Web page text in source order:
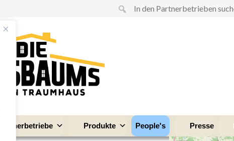
Partnerbetriebe Produkte People's Presse